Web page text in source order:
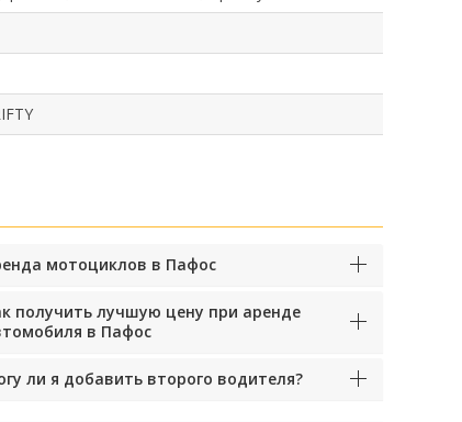
мотоциклов в Пафос
получить лучшую цену при аренде
в Пафос
ли я добавить второго водителя?